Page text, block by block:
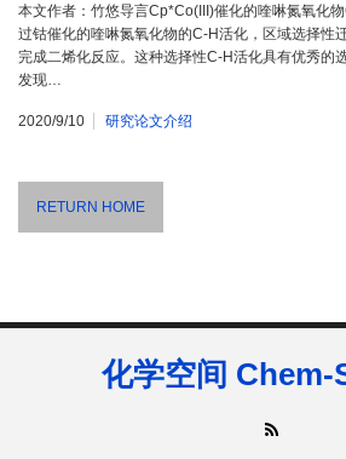
本文作者：竹悠导言Cp*Co(III)催化的喹啉氮氧化
过钴催化的喹啉氮氧化物的C-H活化，区域选择性
完成二烯化反应。这种选择性C-H活化具有优秀的
发现…
2020/9/10 研究论文介绍
RETURN HOME
化学空间